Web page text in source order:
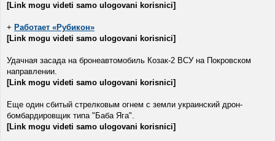
[Link mogu videti samo ulogovani korisnici]
+ Работает «Рубикон»
[Link mogu videti samo ulogovani korisnici]
Удачная засада на бронеавтомобиль Козак-2 ВСУ на Покровском
направлении.
[Link mogu videti samo ulogovani korisnici]
Еще один сбитый стрелковым огнем с земли украинский дрон-
бомбардировщик типа "Баба Яга".
[Link mogu videti samo ulogovani korisnici]